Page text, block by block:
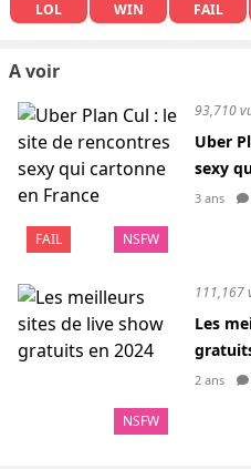
LOL WIN FAIL
A voir
FAIL NSFW
93,710
Uber
sexy
3 ans
NSFW
111,167
Les
2 ans